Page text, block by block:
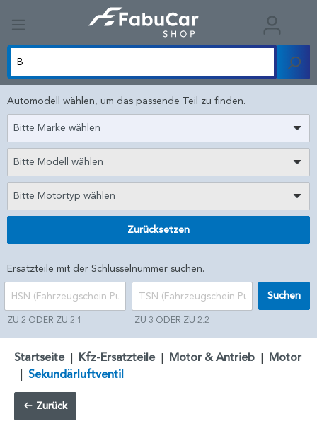
Automodell wählen, um das passende Teil zu finden.
Bitte Marke wählen
Bitte Modell wählen
Bitte Motortyp wählen
Zurücksetzen
Ersatzteile mit der Schlüsselnummer suchen.
ZU 2 ODER ZU 2.1 ZU 3 ODER ZU 2.2
Suchen
Startseite | Kfz-Ersatzteile | Motor & Antrieb | Motor
| Sekundärluftventil
Zurück